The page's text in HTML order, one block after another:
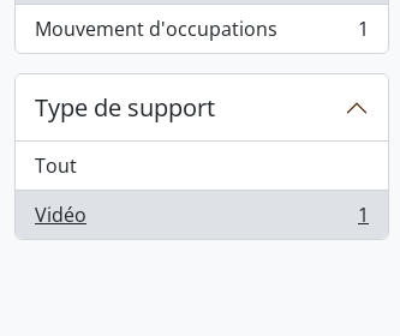
Mouvement d'occupations
, 1 résultats 1
Type de support
Tout
Vidéo
, 1 résultats 1